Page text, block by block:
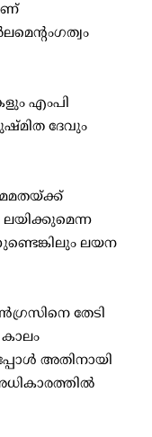
എംപി
ദേവും
ലയന
തേടി
അതിനായി